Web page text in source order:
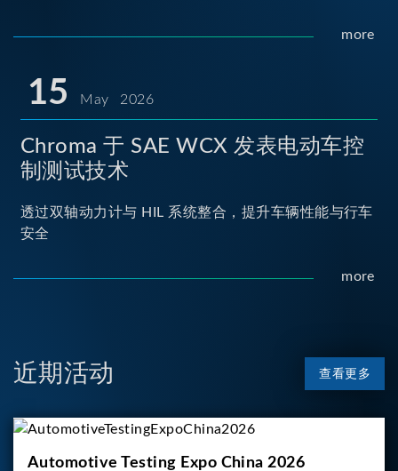
more
15 May 2026
Chroma 于 SAE WCX 发表电动车控
制测试技术
透过双轴动力计与 HIL 系统整合，提升车辆性能与行车
安全
more
近期活动 查看更多
Automotive Testing Expo China 2026